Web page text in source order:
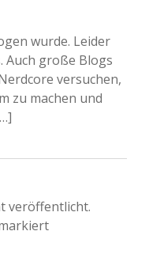
wurde. Leider
Auch große Blogs
versuchen,
zu machen und
veröffentlicht.